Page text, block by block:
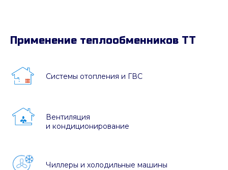
Применение теплообменников ТТ
Системы отопления и ГВС
Вентиляция
и кондиционирование
Чиллеры и холодильные машины